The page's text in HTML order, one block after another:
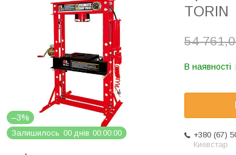
–3%
Залишилось 00 днів 00 00 00
TORIN
54
В наявності
+380 (67)
Киевстар